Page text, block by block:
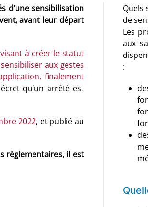
d’une sensibilisation
avant leur départ
à créer le statut
aux gestes
finalement
qu’un arrêté est
2022, et publié au
règlementaires, il est
Quels
de
Les
aux
: